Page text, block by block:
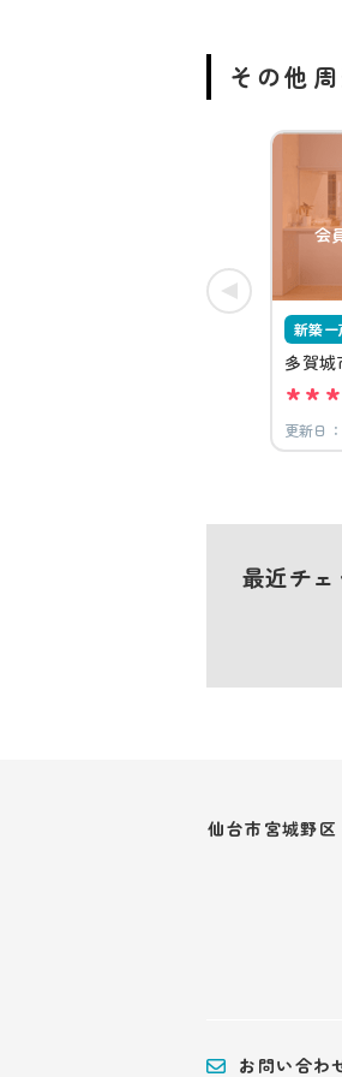
その他
会
新築
多賀城
更新日
最近チ
仙台市宮城野
お問い合わ